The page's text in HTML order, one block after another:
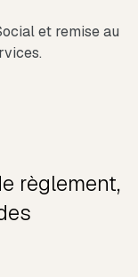
et remise au
règlement,